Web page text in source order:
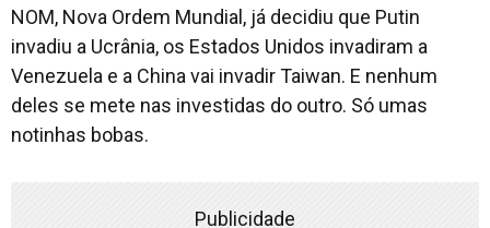
NOM, Nova Ordem Mundial, já decidiu que Putin
invadiu a Ucrânia, os Estados Unidos invadiram a
Venezuela e a China vai invadir Taiwan. E nenhum
deles se mete nas investidas do outro. Só umas
notinhas bobas.
Publicidade